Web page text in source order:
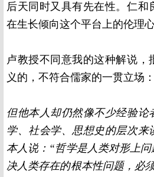
后天同时又具有先在性。仁和
在生长倾向这个平台上的伦理心
卢教授不同意我的这种解说，
义的，不符合儒家的一贯立场：
但他本人却仍然像不少经验论
学、社会学、思想史的层次来
本人说：“哲学是人类对形上
决人类存在的根本性问题，必